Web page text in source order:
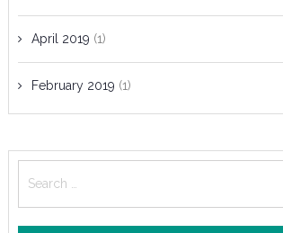
April 2019 (1)
February 2019 (1)
for: